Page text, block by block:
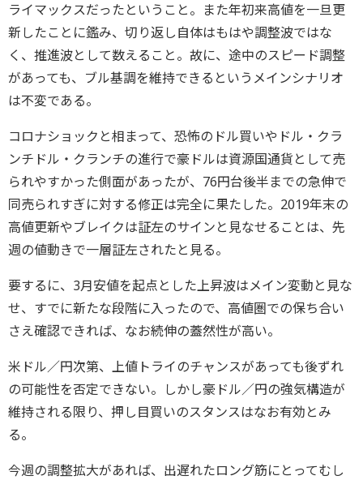
ライマックスだったということ。また年初来⾼値を⼀旦更
新したことに鑑み、切り返し⾃体はもはや調整波ではな
く、推進波として数えること。故に、途中のスピード調整
があっても、ブル基調を維持できるというメインシナリオ
は不変である。
コロナショックと相まって、恐怖のドル買いやドル・クラ
ンチドル・クランチの進⾏で豪ドルは資源国通貨として売
られやすかった側面があったが、76円台後半までの急伸で
同売られすぎに対する修正は完全に果たした。2019年末の
⾼値更新やブレイクは証左のサインと⾒なせることは、先
週の値動きで一層証左されたと見る。
要するに、3月安値を起点とした上昇波はメイン変動と⾒な
せ、すでに新たな段階に入ったので、高値圏での保ち合い
さえ確認できれば、なお続伸の蓋然性が高い。
米ドル／円次第、上値トライのチャンスがあっても後ずれ
の可能性を否定できない。しかし豪ドル／円の強気構造が
維持される限り、押し目買いのスタンスはなお有効とみ
る。
今週の調整拡大があれば、出遅れたロング筋にとってむし